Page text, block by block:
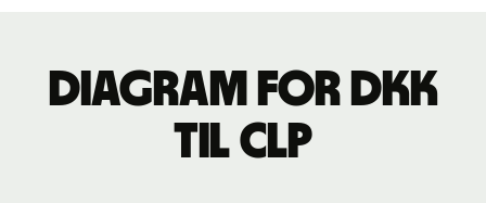
Diagram for DKK
til CLP